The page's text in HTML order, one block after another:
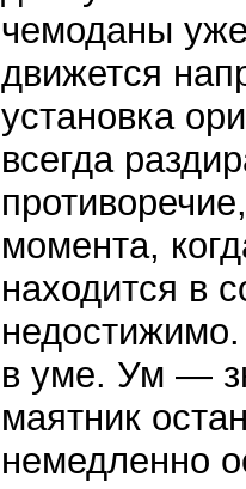
чемоданы
движется
установка
всегда
момента,
находится в
в уме. Ум —
маятник
немедленно